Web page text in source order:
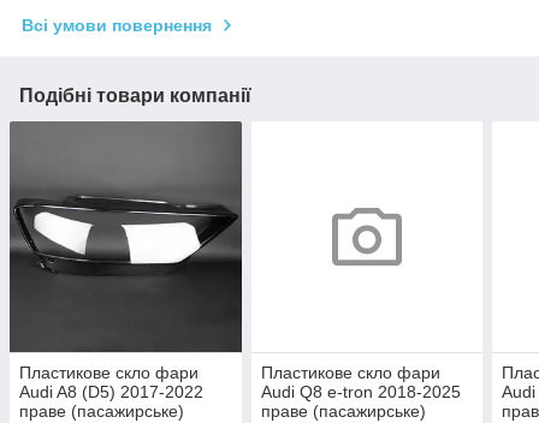
Всі умови повернення
Подібні товари компанії
Пластикове скло фари
Audi A8 (D5) 2017-2022
праве (пасажирське)
Пластикове скло фари
Audi Q8 e-tron 2018-2025
праве (пасажирське)